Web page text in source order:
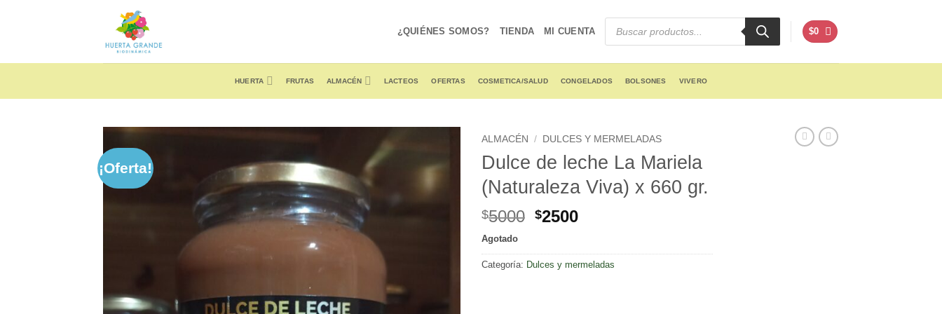
¿QUIÉNES SOMOS? TIENDA MI CUENTA
Products
search
$0
HUERTA FRUTAS ALMACÉN LACTEOS OFERTAS COSMETICA/SALUD CONGELADOS BOLSONES VIVERO
¡Oferta!
ALMACÉN / DULCES Y MERMELADAS
Dulce de leche La Mariela
(Naturaleza Viva) x 660 gr.
$5000 Original
was:
$5000.
$2500Current
is:
$2500.
Agotado
Categoría: Dulces y mermeladas